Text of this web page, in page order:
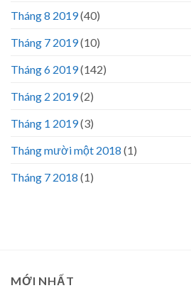
Tháng 8 2019(40)
Tháng 7 2019(10)
Tháng 6 2019(142)
Tháng 2 2019(2)
Tháng 1 2019(3)
Tháng mười một 2018 (1)
Tháng 7 2018 (1)
MỚI NHẤT